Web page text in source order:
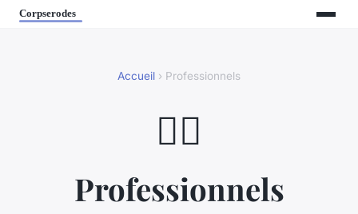
Accueil › Professionnels
👨‍⚕️
Professionnels